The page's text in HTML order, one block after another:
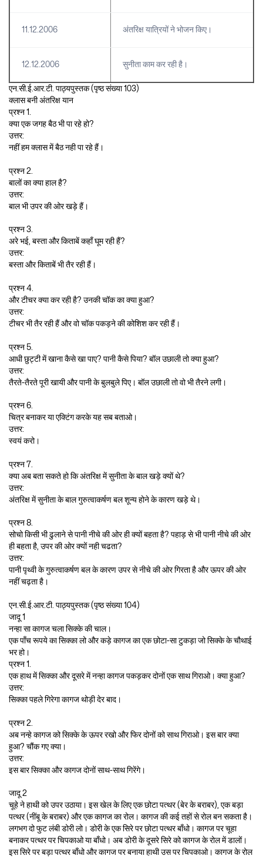
11.12.2006 अंतरिक्ष यात्रियों ने भोजन किए।
12.12.2006 सुनीता काम कर रही है।
एन.सी.ई.आर.टी. पाठ्यपुस्तक (पृष्ठ संख्या 103)
क्लास बनी अंतरिक्ष यान
प्रश्न 1.
क्या एक जगह बैठ भी पा रहे हो?
उत्तर:
नहीं हम क्लास में बैठ नही पा रहे हैं।
प्रश्न 2.
बालों का क्या हाल है?
उत्तर:
बाल भी उपर की ओर खड़े हैं।
प्रश्न 3.
अरे भई, बस्ता और किताबें कहाँ घूम रही हैं?
उत्तर:
बस्ता और किताबें भी तैर रही हैं।
प्रश्न 4.
और टीचर क्या कर रही है? उनकी चॉक का क्या हुआ?
उत्तर:
टीचर भी तैर रही हैं और वो चॉक पकड़ने की कोशिश कर रही हैं।
प्रश्न 5.
आधी छुट्टी में खाना कैसे खा पाए? पानी कैसे पिया? बॉल उछाली तो क्या हुआ?
उत्तर:
तैरते-तैरते पूरी खायी और पानी के बुलबुले पिए। बॉल उछाली तो वो भी तैरने लगी।
प्रश्न 6.
चित्र बनाकर या एक्टिंग करके यह सब बताओ।
उत्तर:
स्वयं करो।
प्रश्न 7.
क्या अब बता सकते हो कि अंतरिक्ष में सुनीता के बाल खड़े क्यों थे?
उत्तर:
अंतरिक्ष में सुनीता के बाल गुरुत्वाकर्षण बल शून्य होने के कारण खड़े थे।
प्रश्न 8.
सोचो किसी भी ढुलाने से पानी नीचे की ओर ही क्यों बहता है? पहाड़ से भी पानी नीचे की ओर
ही बहता है, उपर की ओर क्यों नही चढता?
उत्तर:
पानी पृथ्वी के गुरुत्वाकर्षण बल के कारण उपर से नीचे की ओर गिरता है और ऊपर की ओर
नहीं चढ़ता है।
एन.सी.ई.आर.टी. पाठ्यपुस्तक (पृष्ठ संख्या 104)
जादू 1
नन्हा सा कागज चला सिक्के की चाल।
एक पाँच रूपये का सिक्का लो और कड़े कागज का एक छोटा-सा टुकड़ा जो सिक्के के चौथाई
भर हो।
प्रश्न 1.
एक हाथ में सिक्का और दूसरे में नन्हा कागज पकड़कर दोनों एक साथ गिराओ। क्या हुआ?
उत्तर:
सिक्का पहले गिरेगा कागज थोड़ी देर बाद।
प्रश्न 2.
अब नन्हे कागज को सिक्के के ऊपर रखो और फिर दोनों को साथ गिराओ। इस बार क्या
हुआ? चौंक गए क्या।
उत्तर:
इस बार सिक्का और कागज दोनों साथ-साथ गिरेंगे।
जादू 2
चूहे ने हाथी को उपर उठाया। इस खेल के लिए एक छोटा पत्थर (बेर के बराबर), एक बड़ा
पत्थर (नींबू के बराबर) और एक कागज का रोल। कागज की कई तहों से रोल बन सकता है।
लगभग दो फुट लंबी डोरी लो। डोरी के एक सिरे पर छोटा पत्थर बाँधो। कागज पर चूहा
बनाकर पत्थर पर चिपकाओ या बाँधो। अब डोरी के दूसरे सिरे को कागज के रोल में डालों।
इस सिरे पर बड़ा पत्थर बाँधो और कागज पर बनाया हाथी उस पर चिपकाओ। कागज के रोल